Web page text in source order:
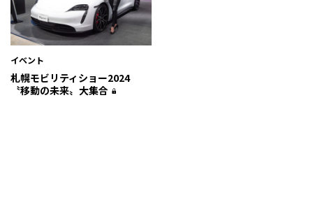
イベント
札幌モビリティショー2024
〝移動の未来〟大集合